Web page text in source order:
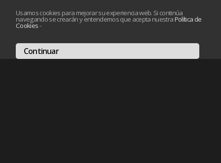
Usamos cookies para mejorar su experiencia web. Si continúa
navegando se crearán y entendemos que acepta nuestraPolítica de
Cookies-
Continuar